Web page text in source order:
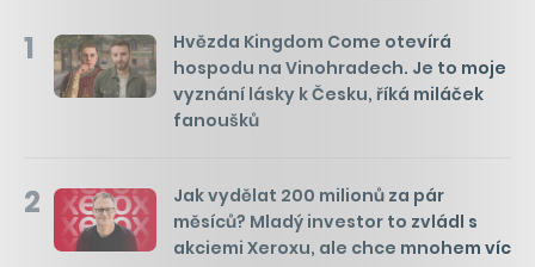
1
Hvězda Kingdom Come otevírá
hospodu na Vinohradech. Je to moje
vyznání lásky k Česku, říká miláček
fanoušků
2
Jak vydělat 200 milionů za pár
měsíců? Mladý investor to zvládl s
akciemi Xeroxu, ale chce mnohem víc